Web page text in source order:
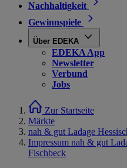
Nachhaltigkeit
Gewinnspiele
Über EDEKA
EDEKA App
Newsletter
Verbund
Jobs
Zur Startseite
Märkte
nah & gut Ladage
Impressum nah & gut
Fischbeck